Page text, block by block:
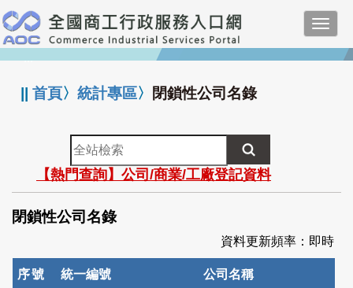
跳
到
主
要
:::
||首頁〉統計專區〉 閉鎖性公司名錄
全
站
檢
索
【熱門查詢】公司/商業/工廠登記資料
閉鎖性公司名錄
資料更新頻率：即時
序號 統一編號 公司名稱